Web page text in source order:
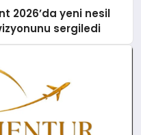
2026’da yeni nesil
sergiledi